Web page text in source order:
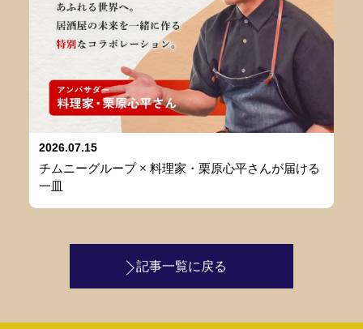
2026.07.15
チムニーグループ × 料理家・栗原心平さんが届ける
一皿
記事一覧に戻る